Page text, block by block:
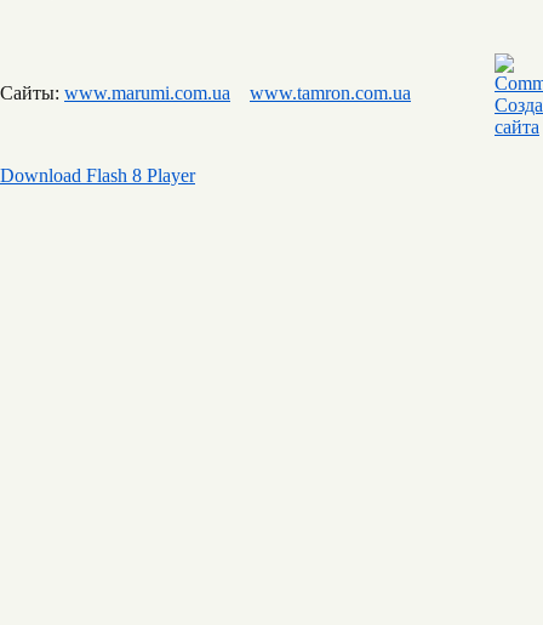
Сайты: www.marumi.com.ua www.tamron.com.ua
Download Flash 8 Player